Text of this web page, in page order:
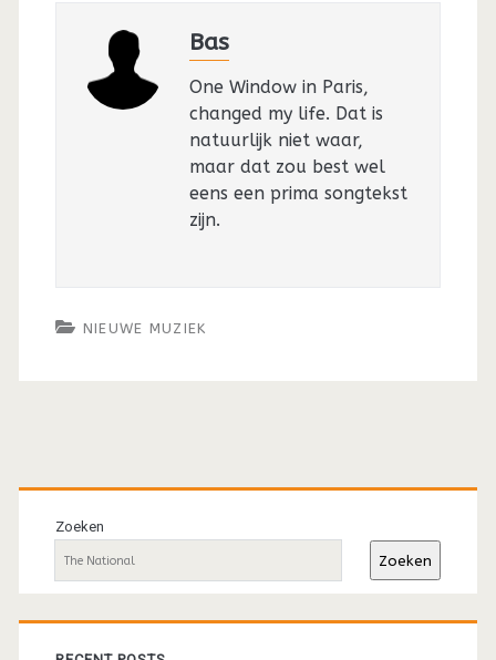
Bas
One Window in Paris,
changed my life. Dat is
natuurlijk niet waar,
maar dat zou best wel
eens een prima songtekst
zijn.
NIEUWE MUZIEK
Primaire
sidebar
Zoeken
Zoeken